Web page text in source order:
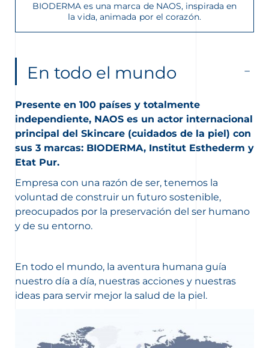
BIODERMA es una marca de NAOS, inspirada en
la vida, animada por el corazón.
En todo el mundo
Presente en 100 países y totalmente
independiente, NAOS es un actor internacional
principal del Skincare (cuidados de la piel) con
sus 3 marcas: BIODERMA, Institut Esthederm y
Etat Pur.
Empresa con una razón de ser, tenemos la
voluntad de construir un futuro sostenible,
preocupados por la preservación del ser humano
y de su entorno.
En todo el mundo, la aventura humana guía
nuestro día a día, nuestras acciones y nuestras
ideas para servir mejor la salud de la piel.